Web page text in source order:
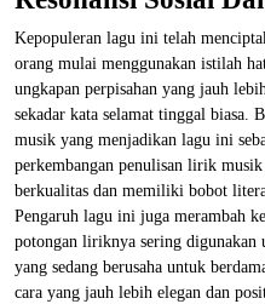
Kepopuleran lagu ini telah
orang mulai menggunakan istilah
ungkapan perpisahan yang jauh
sekadar kata selamat tinggal biasa.
musik yang menjadikan lagu ini
perkembangan penulisan lirik
berkualitas dan memiliki bobot
Pengaruh lagu ini juga merambah
potongan liriknya sering digunakan
yang sedang berusaha untuk
cara yang jauh lebih elegan dan